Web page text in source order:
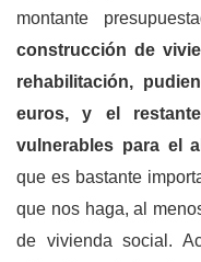
montante
construcción de
rehabilitación,
euros, y el
vulnerables para el
que es bastante
que nos haga, al
de vivienda social.